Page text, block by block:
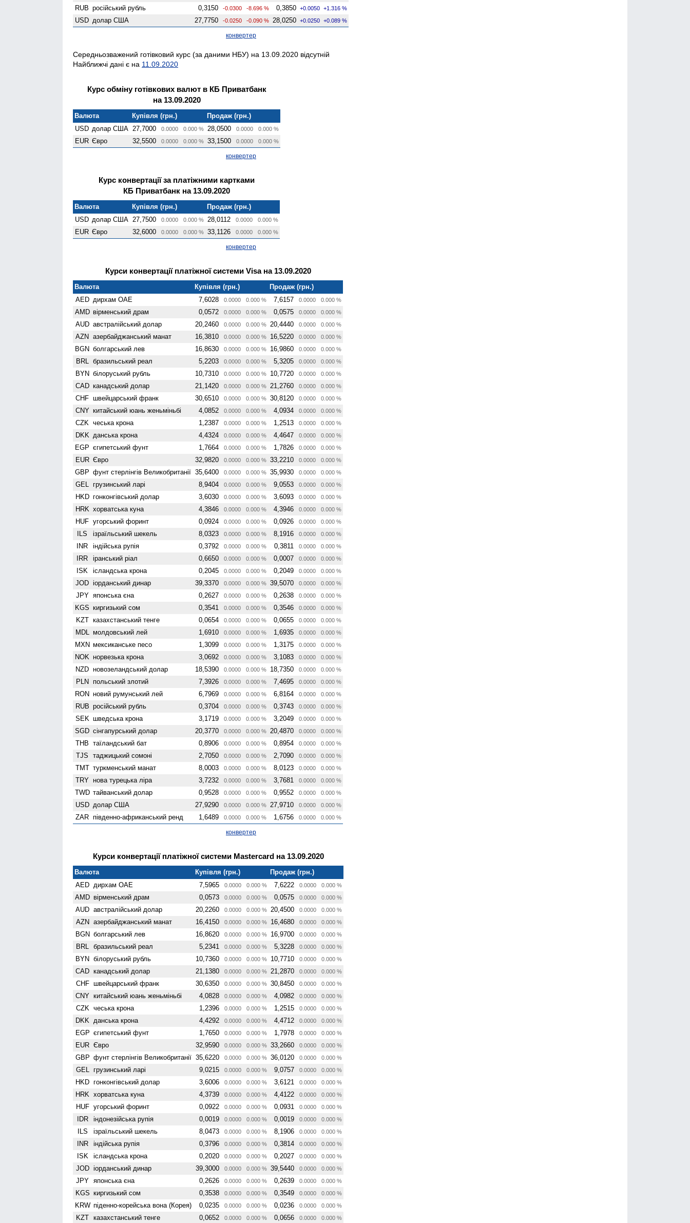
RUB російський рубль 0,3150 -0.0300 -8.696 % 0,3850 +0.0050 +1.316 %
USD долар США 27,7750 -0.0250 -0.090 % 28,0250 +0.0250 +0.089 %
конвертер
Середньозважений готівковий курс (за даними НБУ) на 13.09.2020 відсутній
Найближчі дані є на 11.09.2020
Курс обміну готівкових валют в КБ Приватбанк
на 13.09.2020
Валюта Купівля (грн.)
Продаж (грн.)
USD долар США 27,7000 0.0000 0.000 % 28,0500 0.0000 0.000 %
EUR Євро 32,5500 0.0000 0.000 % 33,1500 0.0000 0.000 %
конвертер
Курс конвертації за платіжними картками
КБ Приватбанк на 13.09.2020
Валюта Купівля (грн.)
Продаж (грн.)
USD долар США 27,7500 0.0000 0.000 % 28,0112 0.0000 0.000 %
EUR Євро 32,6000 0.0000 0.000 % 33,1126 0.0000 0.000 %
конвертер
Курси конвертації платіжної системи Visa на 13.09.2020
Валюта Купівля (грн.)
Продаж (грн.)
AED дирхам ОАЕ 7,6028 0.0000 0.000 % 7,6157 0.0000 0.000 %
AMD вiрменський драм 0,0572 0.0000 0.000 % 0,0575 0.0000 0.000 %
AUD австралійський долар 20,2460 0.0000 0.000 % 20,4440 0.0000 0.000 %
AZN азербайджанський манат 16,3810 0.0000 0.000 % 16,5220 0.0000 0.000 %
BGN болгарський лев 16,8630 0.0000 0.000 % 16,9860 0.0000 0.000 %
BRL бразильський реал 5,2203 0.0000 0.000 % 5,3205 0.0000 0.000 %
BYN білоруський рубль 10,7310 0.0000 0.000 % 10,7720 0.0000 0.000 %
CAD канадський долар 21,1420 0.0000 0.000 % 21,2760 0.0000 0.000 %
CHF швейцарський франк 30,6510 0.0000 0.000 % 30,8120 0.0000 0.000 %
CNY китайський юань женьмiньбi 4,0852 0.0000 0.000 % 4,0934 0.0000 0.000 %
CZK чеська крона 1,2387 0.0000 0.000 % 1,2513 0.0000 0.000 %
DKK данська крона 4,4324 0.0000 0.000 % 4,4647 0.0000 0.000 %
EGP єгипетський фунт 1,7664 0.0000 0.000 % 1,7826 0.0000 0.000 %
EUR Євро 32,9820 0.0000 0.000 % 33,2210 0.0000 0.000 %
GBP фунт стерлінгів Велико­британії 35,6400 0.0000 0.000 % 35,9930 0.0000 0.000 %
GEL грузинський ларі 8,9404 0.0000 0.000 % 9,0553 0.0000 0.000 %
HKD гонконгівський долар 3,6030 0.0000 0.000 % 3,6093 0.0000 0.000 %
HRK хорватська куна 4,3846 0.0000 0.000 % 4,3946 0.0000 0.000 %
HUF угорський форинт 0,0924 0.0000 0.000 % 0,0926 0.0000 0.000 %
ILS ізраїльський шекель 8,0323 0.0000 0.000 % 8,1916 0.0000 0.000 %
INR індійська рупія 0,3792 0.0000 0.000 % 0,3811 0.0000 0.000 %
IRR іранський ріал 0,6650 0.0000 0.000 % 0,0007 0.0000 0.000 %
ISK ісландська крона 0,2045 0.0000 0.000 % 0,2049 0.0000 0.000 %
JOD іорданський динар 39,3370 0.0000 0.000 % 39,5070 0.0000 0.000 %
JPY японська єна 0,2627 0.0000 0.000 % 0,2638 0.0000 0.000 %
KGS киргизький сом 0,3541 0.0000 0.000 % 0,3546 0.0000 0.000 %
KZT казахстанський тенге 0,0654 0.0000 0.000 % 0,0655 0.0000 0.000 %
MDL молдовський лей 1,6910 0.0000 0.000 % 1,6935 0.0000 0.000 %
MXN мексиканське песо 1,3099 0.0000 0.000 % 1,3175 0.0000 0.000 %
NOK норвезька крона 3,0692 0.0000 0.000 % 3,1083 0.0000 0.000 %
NZD ново­зеландський долар 18,5390 0.0000 0.000 % 18,7350 0.0000 0.000 %
PLN польський злотий 7,3926 0.0000 0.000 % 7,4695 0.0000 0.000 %
RON новий румунський лей 6,7969 0.0000 0.000 % 6,8164 0.0000 0.000 %
RUB російський рубль 0,3704 0.0000 0.000 % 0,3743 0.0000 0.000 %
SEK шведська крона 3,1719 0.0000 0.000 % 3,2049 0.0000 0.000 %
SGD сінгапурський долар 20,3770 0.0000 0.000 % 20,4870 0.0000 0.000 %
THB таїландський бат 0,8906 0.0000 0.000 % 0,8954 0.0000 0.000 %
TJS таджицький сомоні 2,7050 0.0000 0.000 % 2,7090 0.0000 0.000 %
TMT туркменський манат 8,0003 0.0000 0.000 % 8,0123 0.0000 0.000 %
TRY нова турецька ліра 3,7232 0.0000 0.000 % 3,7681 0.0000 0.000 %
TWD тайванський долар 0,9528 0.0000 0.000 % 0,9552 0.0000 0.000 %
USD долар США 27,9290 0.0000 0.000 % 27,9710 0.0000 0.000 %
ZAR південно-африканський ренд 1,6489 0.0000 0.000 % 1,6756 0.0000 0.000 %
конвертер
Курси конвертації платіжної системи Mastercard на 13.09.2020
Валюта Купівля (грн.)
Продаж (грн.)
AED дирхам ОАЕ 7,5965 0.0000 0.000 % 7,6222 0.0000 0.000 %
AMD вiрменський драм 0,0573 0.0000 0.000 % 0,0575 0.0000 0.000 %
AUD австралійський долар 20,2260 0.0000 0.000 % 20,4500 0.0000 0.000 %
AZN азербайджанський манат 16,4150 0.0000 0.000 % 16,4680 0.0000 0.000 %
BGN болгарський лев 16,8620 0.0000 0.000 % 16,9700 0.0000 0.000 %
BRL бразильський реал 5,2341 0.0000 0.000 % 5,3228 0.0000 0.000 %
BYN білоруський рубль 10,7360 0.0000 0.000 % 10,7710 0.0000 0.000 %
CAD канадський долар 21,1380 0.0000 0.000 % 21,2870 0.0000 0.000 %
CHF швейцарський франк 30,6350 0.0000 0.000 % 30,8450 0.0000 0.000 %
CNY китайський юань женьмiньбi 4,0828 0.0000 0.000 % 4,0982 0.0000 0.000 %
CZK чеська крона 1,2396 0.0000 0.000 % 1,2515 0.0000 0.000 %
DKK данська крона 4,4292 0.0000 0.000 % 4,4712 0.0000 0.000 %
EGP єгипетський фунт 1,7650 0.0000 0.000 % 1,7978 0.0000 0.000 %
EUR Євро 32,9590 0.0000 0.000 % 33,2660 0.0000 0.000 %
GBP фунт стерлінгів Велико­британії 35,6220 0.0000 0.000 % 36,0120 0.0000 0.000 %
GEL грузинський ларі 9,0215 0.0000 0.000 % 9,0757 0.0000 0.000 %
HKD гонконгівський долар 3,6006 0.0000 0.000 % 3,6121 0.0000 0.000 %
HRK хорватська куна 4,3739 0.0000 0.000 % 4,4122 0.0000 0.000 %
HUF угорський форинт 0,0922 0.0000 0.000 % 0,0931 0.0000 0.000 %
IDR індонезійська рупія 0,0019 0.0000 0.000 % 0,0019 0.0000 0.000 %
ILS ізраїльський шекель 8,0473 0.0000 0.000 % 8,1906 0.0000 0.000 %
INR індійська рупія 0,3796 0.0000 0.000 % 0,3814 0.0000 0.000 %
ISK ісландська крона 0,2020 0.0000 0.000 % 0,2027 0.0000 0.000 %
JOD іорданський динар 39,3000 0.0000 0.000 % 39,5440 0.0000 0.000 %
JPY японська єна 0,2626 0.0000 0.000 % 0,2639 0.0000 0.000 %
KGS киргизький сом 0,3538 0.0000 0.000 % 0,3549 0.0000 0.000 %
KRW піденно-корейська вона (Корея) 0,0235 0.0000 0.000 % 0,0236 0.0000 0.000 %
KZT казахстанський тенге 0,0652 0.0000 0.000 % 0,0656 0.0000 0.000 %